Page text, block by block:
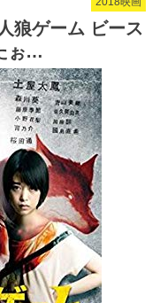
狼ゲーム ビース
ぉ…